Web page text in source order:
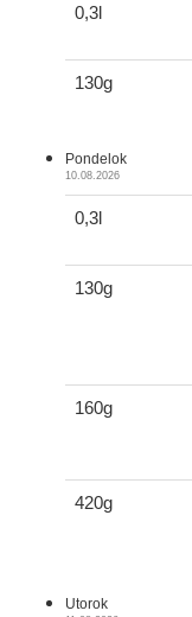
0,3l
130g
Pondelok
10.08.2026
0,3l
130g
160g
420g
Utorok